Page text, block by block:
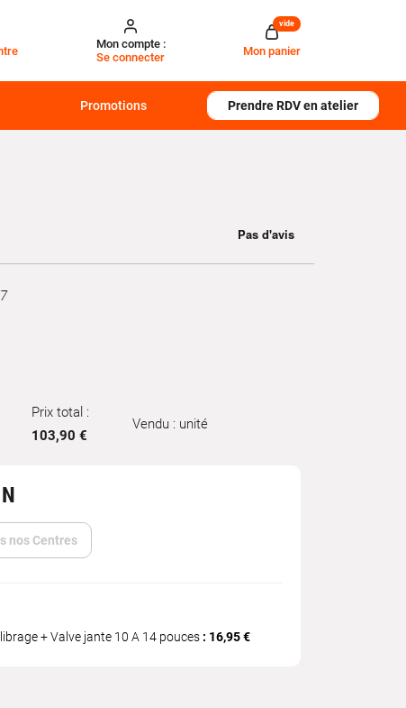
Mon compte :
Se connecter
Mon panier
vide
Promotions Prendre RDV en atelier
Prix total :
103,90 €
Vendu : unité
nos Centres
+ Valve jante 10 A 14 pouces : 16,95 €